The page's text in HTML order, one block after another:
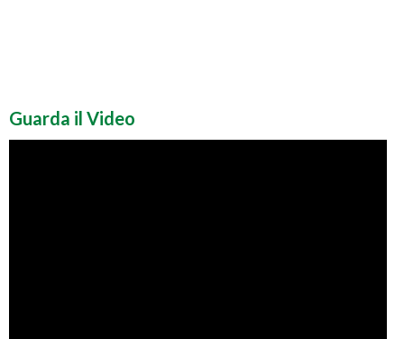
Guarda il Video